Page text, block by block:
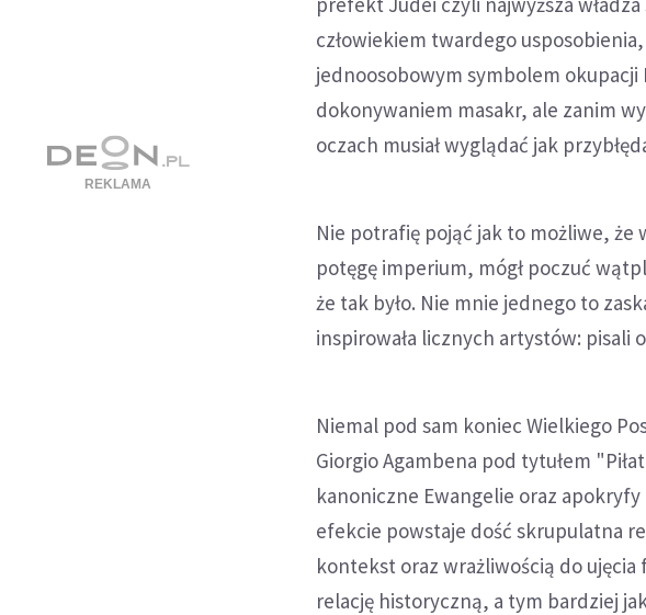
człowiekiem twardego
jednoosobowym symbolem okupacji
dokonywaniem masakr, ale zanim
oczach musiał wyglądać jak
Nie potrafię pojąć jak to możliwe, że
potęgę imperium, mógł poczuć
że tak było. Nie mnie jednego to
inspirowała licznych artystów: pisali
Niemal pod sam koniec Wielkiego
Giorgio Agambena pod tytułem
kanoniczne Ewangelie oraz
efekcie powstaje dość skrupulatna
kontekst oraz wrażliwością do
relację historyczną, a tym bardziej